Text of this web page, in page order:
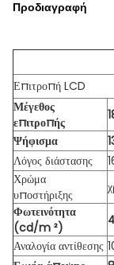
Προδιαγραφή
Επιτροπή LCD
Μέγεθος
επιτροπής
Ψήφισμα
Λόγος διάστασης
Χρώμα
υποστήριξης
Φωτεινότητα
(cd/m ²)
Αναλογία αντίθεσης